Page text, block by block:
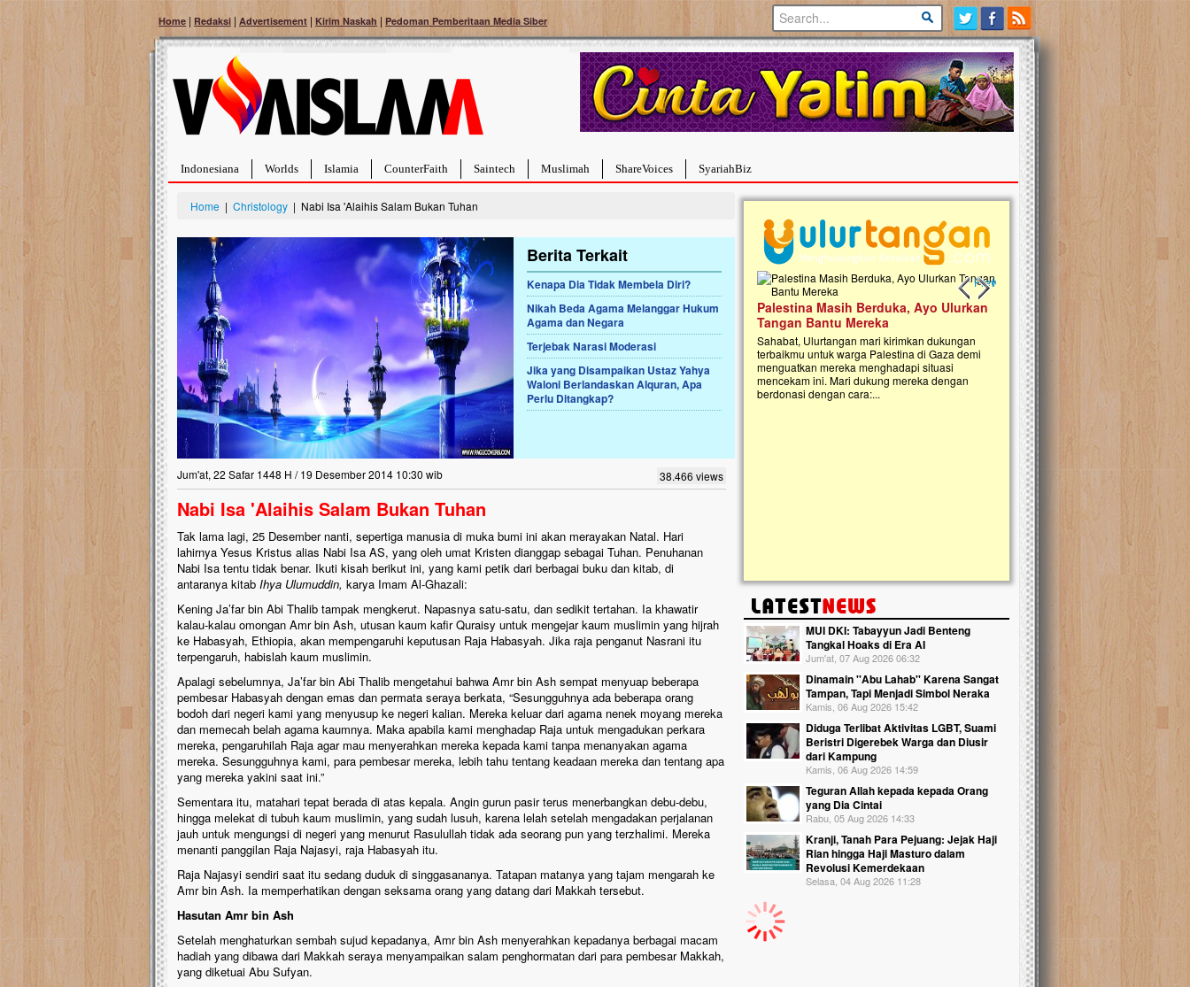
Home | Redaksi | Advertisement | Kirim Naskah | Pedoman Pemberitaan Media Siber
Indonesiana Worlds Islamia CounterFaith Saintech Muslimah ShareVoices SyariahBiz
Home | Christology | Nabi Isa 'Alaihis Salam Bukan Tuhan
Berita Terkait
Kenapa Dia Tidak Membela Diri?
Nikah Beda Agama Melanggar Hukum
Agama dan Negara
Terjebak Narasi Moderasi
Jika yang Disampaikan Ustaz Yahya
Waloni Berlandaskan Alquran, Apa
Perlu Ditangkap?
Jum'at, 22 Safar 1448 H / 19 Desember 2014 10:30 wib 38.466 views
Nabi Isa 'Alaihis Salam Bukan Tuhan
Tak lama lagi, 25 Desember nanti, sepertiga manusia di muka bumi ini akan merayakan Natal. Hari
lahirnya Yesus Kristus alias Nabi Isa AS, yang oleh umat Kristen dianggap sebagai Tuhan. Penuhanan
Nabi Isa tentu tidak benar. Ikuti kisah berikut ini, yang kami petik dari berbagai buku dan kitab, di
antaranya kitab Ihya Ulumuddin, karya Imam Al-Ghazali:
Kening Ja’far bin Abi Thalib tampak mengkerut. Napasnya satu-satu, dan sedikit tertahan. Ia khawatir
kalau-kalau omongan Amr bin Ash, utusan kaum kafir Quraisy untuk mengejar kaum muslimin yang hijrah
ke Habasyah, Ethiopia, akan mempengaruhi keputusan Raja Habasyah. Jika raja penganut Nasrani itu
terpengaruh, habislah kaum muslimin.
Apalagi sebelumnya, Ja’far bin Abi Thalib mengetahui bahwa Amr bin Ash sempat menyuap beberapa
pembesar Habasyah dengan emas dan permata seraya berkata, “Sesungguhnya ada beberapa orang
bodoh dari negeri kami yang menyusup ke negeri kalian. Mereka keluar dari agama nenek moyang mereka
dan memecah belah agama kaumnya. Maka apabila kami menghadap Raja untuk mengadukan perkara
mereka, pengaruhilah Raja agar mau menyerahkan mereka kepada kami tanpa menanyakan agama
mereka. Sesungguhnya kami, para pembesar mereka, lebih tahu tentang keadaan mereka dan tentang apa
yang mereka yakini saat ini.”
Sementara itu, matahari tepat berada di atas kepala. Angin gurun pasir terus menerbangkan debu-debu,
hingga melekat di tubuh kaum muslimin, yang sudah lusuh, karena lelah setelah mengadakan perjalanan
jauh untuk mengungsi di negeri yang menurut Rasulullah tidak ada seorang pun yang terzhalimi. Mereka
menanti panggilan Raja Najasyi, raja Habasyah itu.
Raja Najasyi sendiri saat itu sedang duduk di singgasananya. Tatapan matanya yang tajam mengarah ke
Amr bin Ash. Ia memperhatikan dengan seksama orang yang datang dari Makkah tersebut.
Hasutan Amr bin Ash
Setelah menghaturkan sembah sujud kepadanya, Amr bin Ash menyerahkan kepadanya berbagai macam
hadiah yang dibawa dari Makkah seraya menyampaikan salam penghormatan dari para pembesar Makkah,
yang diketuai Abu Sufyan.
Previous slide
Next slide
Bantu Naura, Balita Hebat Sembuh Dari
Tumor Pembuluh Darah
Hidup Naura Salsabila dipenuhi dengan
rintangan yang sangat berat. Meskipun baru
berusia sepuluh bulan, bayi yang imut ini harus
menghadapi penyakit yang dahsyat, yaitu tumor
pembuluh darah berukuran...
Lima Tahun Mangkrak, Masjid di
Pelosok ini Mengenaskan. Ayo Bantu.!!
Nasib masjid di Kampung Cilumbu ini sungguh
berlumut, dan menghitam terpapar panas dan
Palestina Masih Berduka, Ayo Ulurkan
Tangan Bantu Mereka
Sahabat, Ulurtangan mari kirimkan dukungan
terbaikmu untuk warga Palestina di Gaza demi
menguatkan mereka menghadapi situasi
mencekam ini. Mari dukung mereka dengan
berdonasi dengan cara:...
Open Donasi Wakaf Pembangunan
Rumah Qur'an & TK Islam Terpadu An
Najjah di Jonggol
Saat ini, Ulurtangan bersama Yayasan An
Najjahtul Islam Jonggol sedang merintis
pembangunan Rumah Qur’an dan Taman Kanak-
Ulurtangan Bersama PDUI Kota
Safari Wakaf Qur'an dan Tebar
Sembako ke Pelosok Negeri
Mari bergabung dalam memperkuat
kebaikan di pelosok negeri dengan
Qur'an. Jangan ragu untuk menjadi
kebaikan ini. Abadikan harta dengan
Qur'an dan saksikan...
MUI DKI: Tabayyun Jadi Benteng
Tangkal Hoaks di Era AI
Jum'at, 07 Aug 2026 06:32
Dinamain ''Abu Lahab'' Karena Sangat
Tampan, Tapi Menjadi Simbol Neraka
Kamis, 06 Aug 2026 15:42
Diduga Terlibat Aktivitas LGBT, Suami
Beristri Digerebek Warga dan Diusir
dari Kampung
Kamis, 06 Aug 2026 14:59
Teguran Allah kepada kepada Orang
yang Dia Cintai
Rabu, 05 Aug 2026 14:33
Kranji, Tanah Para Pejuang: Jejak Haji
Rian hingga Haji Masturo dalam
Revolusi Kemerdekaan
Selasa, 04 Aug 2026 11:28